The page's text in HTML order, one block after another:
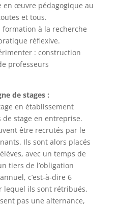
œuvre pédagogique au
et tous.
formation à la recherche
réflexive.
: construction
professeurs
de stages :
en établissement
de stage en entreprise.
être recrutés par le
Ils sont alors placés
avec un temps de
tiers de l’obligation
c’est-à-dire 6
lequel ils sont rétribués.
pas une alternance,